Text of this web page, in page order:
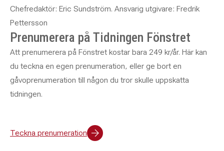
Chefredaktör: Eric Sundström. Ansvarig utgivare: Fredrik
Pettersson
Prenumerera på Tidningen Fönstret
Att prenumerera på Fönstret kostar bara 249 kr/år. Här kan
du teckna en egen prenumeration, eller ge bort en
gåvoprenumeration till någon du tror skulle uppskatta
tidningen.
Teckna prenumeration